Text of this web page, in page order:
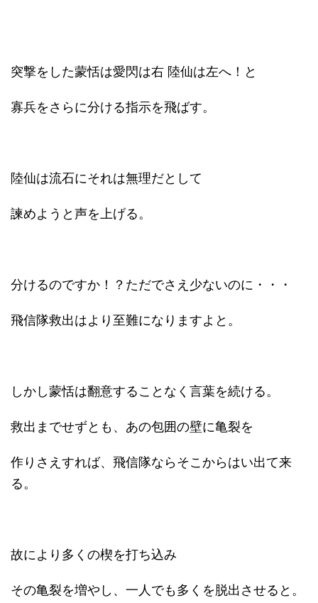
突撃をした蒙恬は愛閃は右 陸仙は左へ！と
寡兵をさらに分ける指示を飛ばす。
陸仙は流石にそれは無理だとして
諫めようと声を上げる。
分けるのですか！？ただでさえ少ないのに・・・
飛信隊救出はより至難になりますよと。
しかし蒙恬は翻意することなく言葉を続ける。
救出までせずとも、あの包囲の壁に亀裂を
作りさえすれば、飛信隊ならそこからはい出て来
る。
故により多くの楔を打ち込み
その亀裂を増やし、一人でも多くを脱出させると。